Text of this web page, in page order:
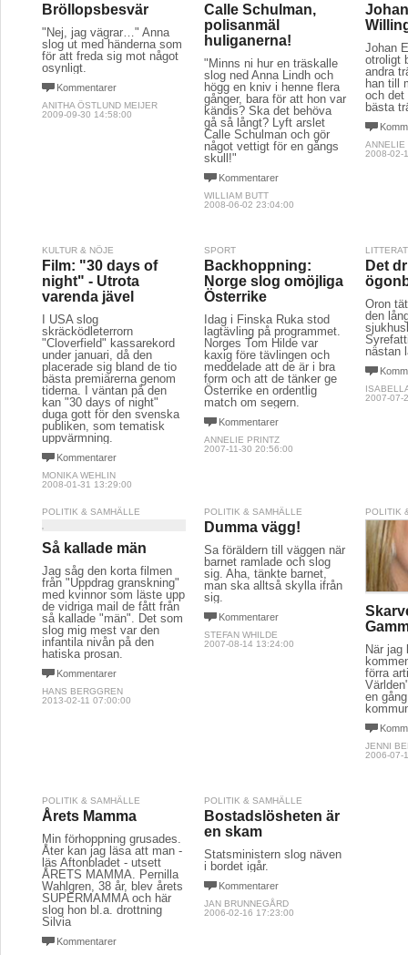
Bröllopsbesvär
"Nej, jag vägrar…" Anna
slog ut med händerna som
för att freda sig mot något
osynligt.
Kommentarer
ANITHA ÖSTLUND MEIJER
2009-09-30 14:58:00
Calle Schulman,
polisanmäl
huliganerna!
"Minns ni hur en träskalle
slog ned Anna Lindh och
högg en kniv i henne flera
gånger, bara för att hon var
kändis? Ska det behöva
gå så långt? Lyft arslet
Calle Schulman och gör
något vettigt för en gångs
skull!"
Kommentarer
WILLIAM BUTT
2008-06-02 23:04:00
Johan
otroligt
andra
han till
och det
bästa
ANNELIE
2008-02-
KULTUR & NÖJE
Film: "30 days of
night" - Utrota
varenda jävel
I USA slog
skräcködleterrorn
"Cloverfield" kassarekord
under januari, då den
placerade sig bland de tio
bästa premiärerna genom
tiderna. I väntan på den
kan "30 days of night"
duga gott för den svenska
publiken, som tematisk
uppvärmning.
Kommentarer
MONIKA WEHLIN
2008-01-31 13:29:00
SPORT
Backhoppning:
Norge slog omöjliga
Österrike
Idag i Finska Ruka stod
lagtävling på programmet.
Norges Tom Hilde var
kaxig före tävlingen och
meddelade att de är i bra
form och att de tänker ge
Österrike en ordentlig
match om segern.
Kommentarer
ANNELIE PRINTZ
2007-11-30 20:56:00
Det
Oron
den
nästan
2007-07-
POLITIK & SAMHÄLLE
Så kallade män
Jag såg den korta filmen
från "Uppdrag granskning"
med kvinnor som läste upp
de vidriga mail de fått från
så kallade "män". Det som
slog mig mest var den
infantila nivån på den
hatiska prosan.
Kommentarer
HANS BERGGREN
2013-02-11 07:00:00
POLITIK & SAMHÄLLE
Dumma vägg!
Sa föräldern till väggen när
barnet ramlade och slog
sig. Aha, tänkte barnet,
man ska alltså skylla ifrån
sig.
Kommentarer
STEFAN WHILDE
2007-08-14 13:24:00
POLITIK
När jag
förra
en
JENNI
2006-07-
POLITIK & SAMHÄLLE
Årets Mamma
Min förhoppning grusades.
Åter kan jag läsa att man -
läs Aftonbladet - utsett
ÅRETS MAMMA. Pernilla
Wahlgren, 38 år, blev årets
SUPERMAMMA och här
slog hon bl.a. drottning
Silvia
Kommentarer
POLITIK & SAMHÄLLE
Bostadslösheten är
en skam
Statsministern slog näven
i bordet igår.
Kommentarer
JAN BRUNNEGÅRD
2006-02-16 17:23:00